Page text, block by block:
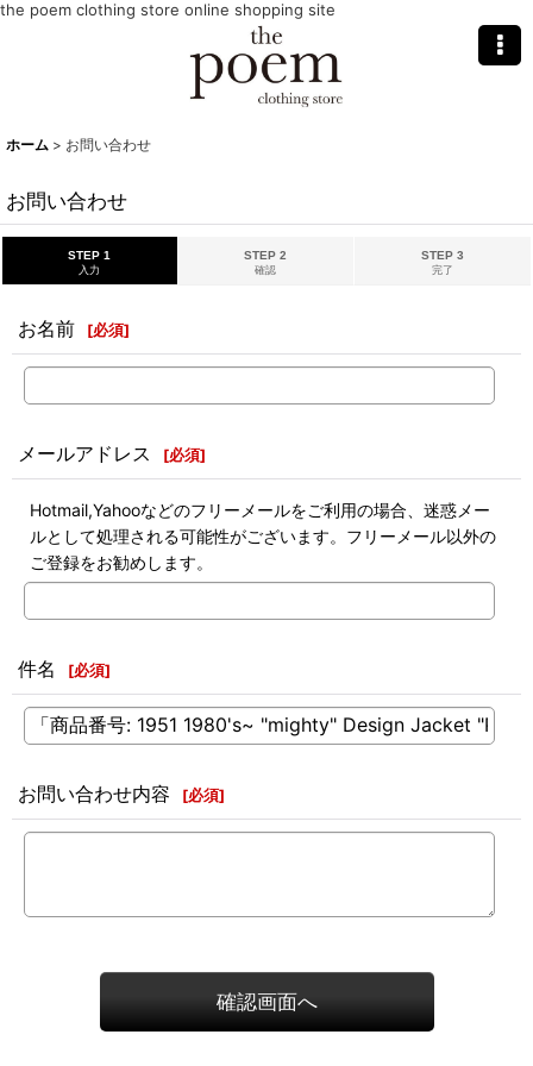
the poem clothing store online shopping site
ホーム > お問い合わせ
お問い合わせ
STEP 1
入力
STEP 2
確認
STEP 3
完了
お名前 [必須]
メールアドレス [必須]
Hotmail,Yahooなどのフリーメールをご利用の場合、迷惑メー
ルとして処理される可能性がございます。フリーメール以外の
ご登録をお勧めします。
件名 [必須]
お問い合わせ内容 [必須]
確認画面へ